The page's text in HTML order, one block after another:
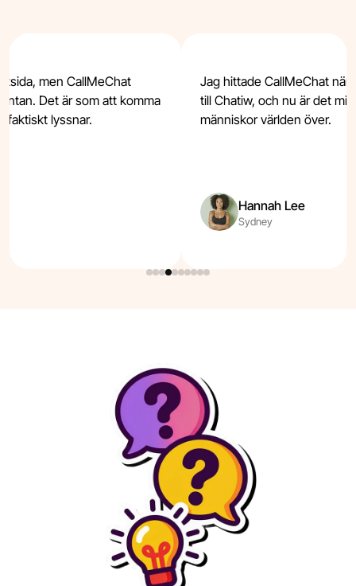
men CallMeChat
Det är som att komma
faktiskt lyssnar.
Jag hittade CallMeChat när
till Chatiw, och nu är det
människor världen över.
Hannah Lee
Sydney